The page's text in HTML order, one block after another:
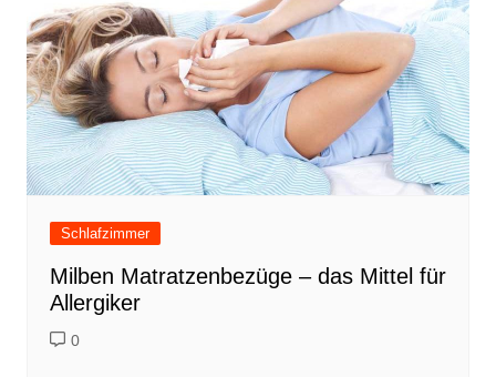
Schlafzimmer
Milben Matratzenbezüge – das Mittel für
Allergiker
0